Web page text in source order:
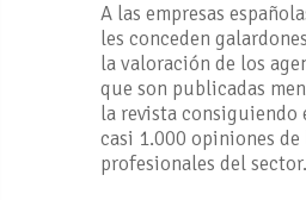
A las empresas
les conceden
la valoración de los
que son publicadas
la revista consiguiendo
casi 1.000 opiniones de
profesionales del sector.